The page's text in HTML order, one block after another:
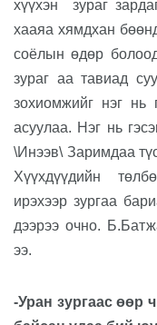
хүүхэн
зураг
хааяа хямдхан
соёлын өдөр
зураг аа тавиад
зохиомжийг нэг нь
асуулаа. Нэг нь
\Инээв\ Заримдаа
Хүүхдүүдийн
ирэхээр зургаа
дээрээ очно.
ээ.
-Уран зургаас өөр